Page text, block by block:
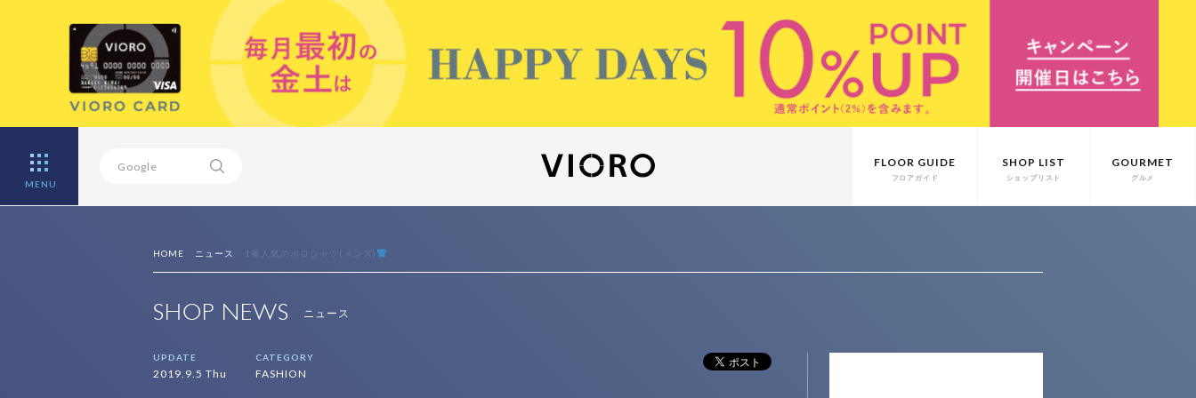
MENU
FLOOR GUIDE
フロアガイド
SHOP LIST
ショップリスト
GOURMET
グルメ
HOME ニュース 1番人気のポロシャツ(メンズ)
SHOP NEWS ニュース
UPDATE
2019.9.5 Thu
CATEGORY
FASHION